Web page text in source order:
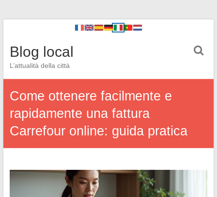
Blog local
L’attualità della città
Come ottenere facilmente e
rapidamente una fattura
Carrefour online: guida pratica